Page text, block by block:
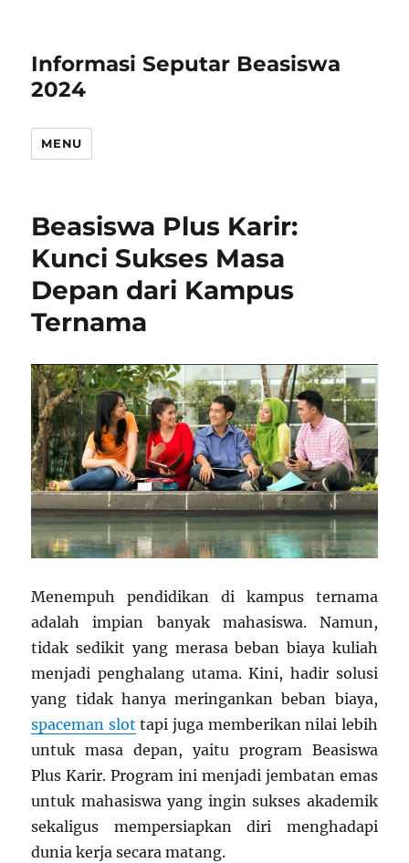
Informasi Seputar Beasiswa
2024
MENU
Beasiswa Plus Karir:
Kunci Sukses Masa
Depan dari Kampus
Ternama
Menempuh pendidikan di kampus ternama
adalah impian banyak mahasiswa. Namun,
tidak sedikit yang merasa beban biaya kuliah
menjadi penghalang utama. Kini, hadir solusi
yang tidak hanya meringankan beban biaya,
spaceman slot tapi juga memberikan nilai lebih
untuk masa depan, yaitu program Beasiswa
Plus Karir. Program ini menjadi jembatan emas
untuk mahasiswa yang ingin sukses akademik
sekaligus mempersiapkan diri menghadapi
dunia kerja secara matang.